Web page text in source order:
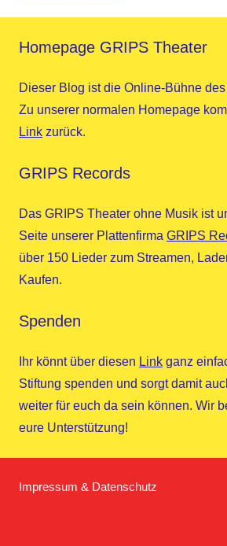
Homepage GRIPS Theater
Dieser Blog ist die Online-Bühne
Zu unserer normalen Homepage
Link zurück.
GRIPS Records
Das GRIPS Theater ohne Musik ist
Seite unserer Plattenfirma GRIPS
über 150 Lieder zum Streamen,
Kaufen.
Spenden
Ihr könnt über diesen Link ganz
Stiftung spenden und sorgt damit
weiter für euch da sein können. Wir
eure Unterstützung!
Impressum & Datenschutz